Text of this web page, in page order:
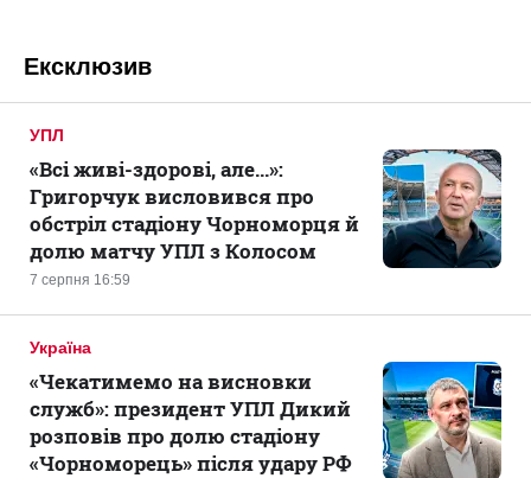
Ексклюзив
УПЛ
7 серпня 16:59
«Всі живі-здорові, але...»:
Григорчук висловився про
обстріл стадіону Чорноморця й
долю матчу УПЛ з Колосом
Україна
«Чекатимемо на висновки
служб»: президент УПЛ Дикий
розповів про долю стадіону
«Чорноморець» після удару РФ